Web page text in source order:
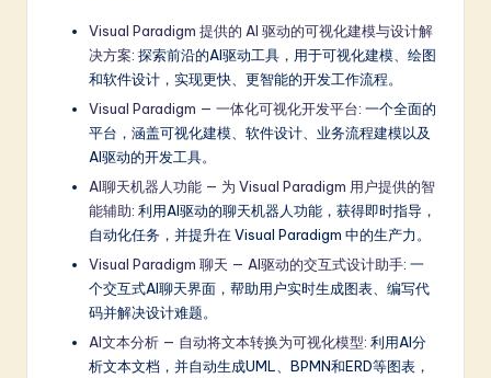
Visual Paradigm 提供的 AI 驱动的可视化建模与设计解
决方案: 探索前沿的AI驱动工具，用于可视化建模、绘图
和软件设计，实现更快、更智能的开发工作流程。
Visual Paradigm — 一体化可视化开发平台: 一个全面的
平台，涵盖可视化建模、软件设计、业务流程建模以及
AI驱动的开发工具。
AI聊天机器人功能 — 为 Visual Paradigm 用户提供的智
能辅助: 利用AI驱动的聊天机器人功能，获得即时指导，
自动化任务，并提升在 Visual Paradigm 中的生产力。
Visual Paradigm 聊天 — AI驱动的交互式设计助手: 一
个交互式AI聊天界面，帮助用户实时生成图表、编写代
码并解决设计难题。
AI文本分析 — 自动将文本转换为可视化模型: 利用AI分
析文本文档，并自动生成UML、BPMN和ERD等图表，